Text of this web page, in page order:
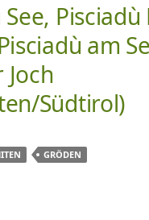
See,
am
Südtirol)
GRÖDEN